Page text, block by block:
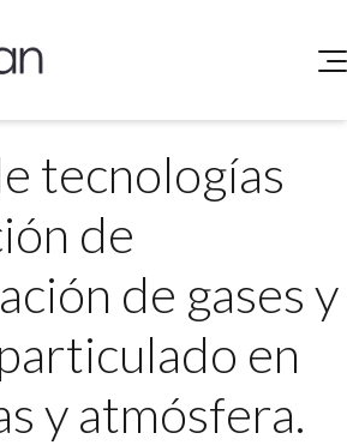
tecnologías
de
de gases y
en
y atmósfera.